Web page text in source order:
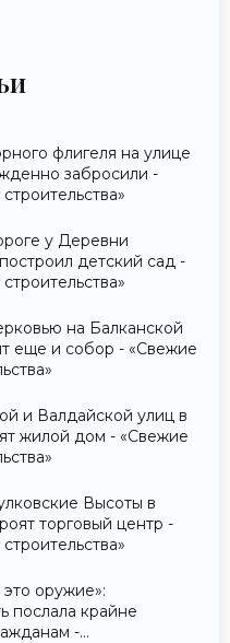
флигеля на улице
забросили -
у Деревни
детский сад -
на Балканской
еще и собор - «Свежие
и Валдайской улиц в
жилой дом - «Свежие
Высоты в
торговый центр -
оружие»:
послала крайне
-